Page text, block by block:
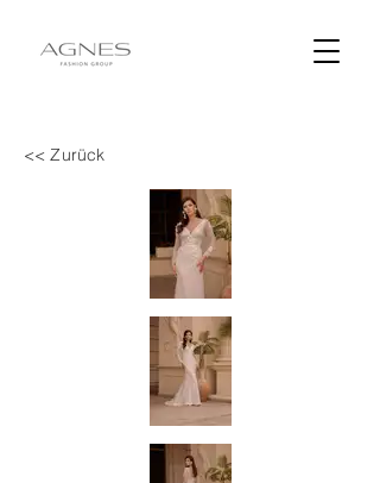
<< Zurück